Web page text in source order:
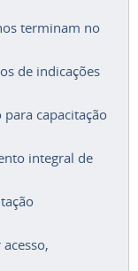
terminam no
de indicações
capacitação
integral de